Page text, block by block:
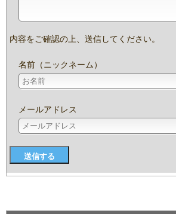
内容をご確認の上、送信してください。
名前（ニックネーム）
メールアドレス